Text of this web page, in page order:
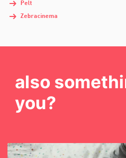
Pelt
Zebracinema
also
you?